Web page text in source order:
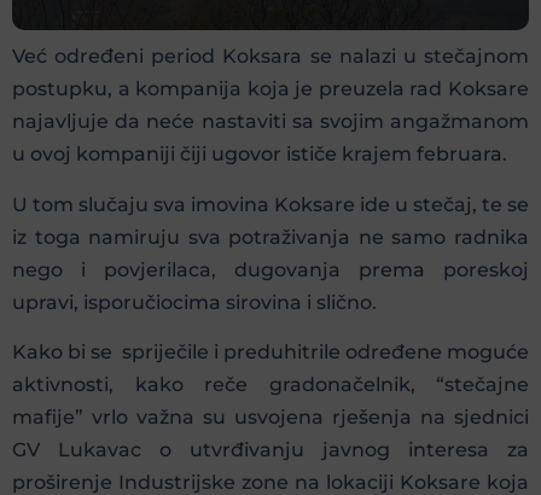
Već određeni period Koksara se nalazi u stečajnom
postupku, a kompanija koja je preuzela rad Koksare
najavljuje da neće nastaviti sa svojim angažmanom
u ovoj kompaniji čiji ugovor ističe krajem februara.
U tom slučaju sva imovina Koksare ide u stečaj, te se
iz toga namiruju sva potraživanja ne samo radnika
nego i povjerilaca, dugovanja prema poreskoj
upravi, isporučiocima sirovina i slično.
Kako bi se spriječile i preduhitrile određene moguće
aktivnosti, kako reče gradonačelnik, “stečajne
mafije” vrlo važna su usvojena rješenja na sjednici
GV Lukavac o utvrđivanju javnog interesa za
proširenje Industrijske zone na lokaciji Koksare koja